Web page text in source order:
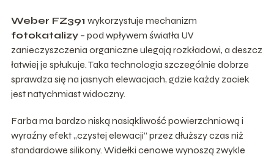
Weber FZ391 wykorzystuje mechanizm
fotokatalizy– pod wpływem światła UV
zanieczyszczenia organiczne ulegają rozkładowi, a deszcz
łatwiej je spłukuje. Taka technologia szczególnie dobrze
sprawdza się na jasnych elewacjach, gdzie każdy zaciek
jest natychmiast widoczny.
Farba ma bardzo niską nasiąkliwość powierzchniową i
wyraźny efekt „czystej elewacji” przez dłuższy czas niż
standardowe silikony. Widełki cenowe wynoszą zwykle